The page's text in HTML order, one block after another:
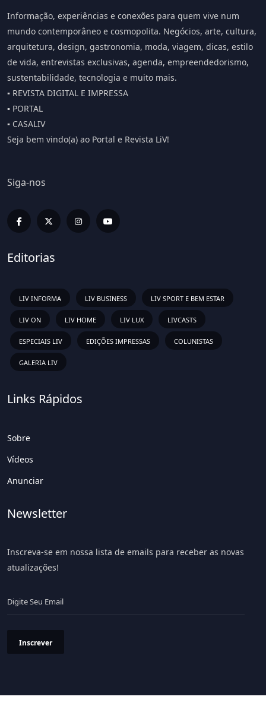
Informação, experiências e conexões para quem vive num
mundo contemporâneo e cosmopolita. Negócios, arte, cultura,
arquitetura, design, gastronomia, moda, viagem, dicas, estilo
de vida, entrevistas exclusivas, agenda, empreendedorismo,
sustentabilidade, tecnologia e muito mais.
▪️ REVISTA DIGITAL E IMPRESSA
▪️ PORTAL
▪️ CASALIV
Seja bem vindo(a) ao Portal e Revista LiV!
Siga-nos
Editorias
LIV INFORMA LIV BUSINESS LIV SPORT E BEM ESTAR
LIV ON LIV HOME LIV LUX LIVCASTS
ESPECIAIS LIV EDIÇÕES IMPRESSAS COLUNISTAS
GALERIA LIV
Links Rápidos
Sobre
Vídeos
Anunciar
Newsletter
Inscreva-se em nossa lista de emails para receber as novas
atualizações!
Inscrever